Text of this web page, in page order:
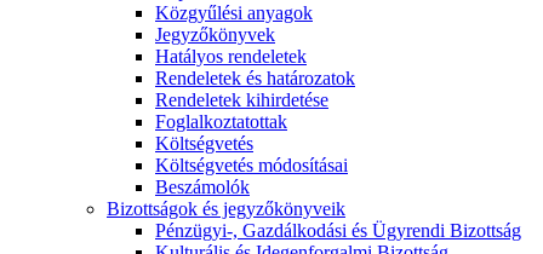
Közgyűlési anyagok
Jegyzőkönyvek
Hatályos rendeletek
Rendeletek és határozatok
Rendeletek kihirdetése
Foglalkoztatottak
Költségvetés
Költségvetés módosításai
Beszámolók
Bizottságok és jegyzőkönyveik
Pénzügyi-, Gazdálkodási és Ügyrendi Bizottság